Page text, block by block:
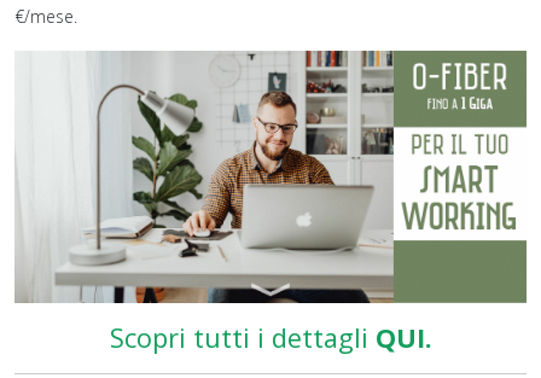
€/mese.
Scopri tutti i dettagli QUI.